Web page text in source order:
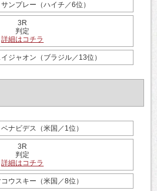
ンプレー（ハイチ／6位）
3R
判定
詳細はコチラ
ジャオン（ブラジル／13位）
ナビデス（米国／1位）
3R
判定
詳細はコチラ
ウスキー（米国／8位）